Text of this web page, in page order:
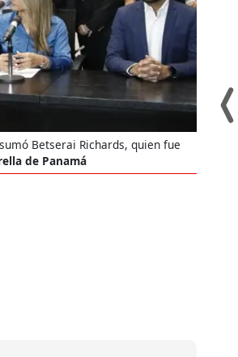
Betserai Richards, quien fue
de Panamá
fuerte terremoto de magnitud
se registró este martes 28 de
en la prefectura de Kumamoto,
de Japón, provocando una